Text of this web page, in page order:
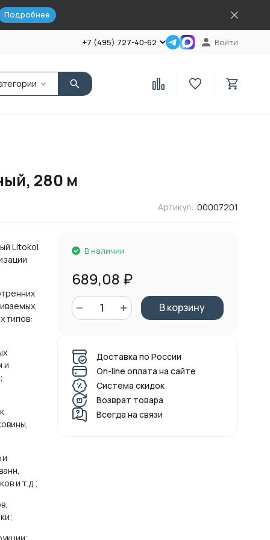
Подробнее
+7 (495) 727-40-62 Войти
280 м
Артикул: 00007201
Litokol
типов:
и
и
и т.д.;
В наличии
689,08 ₽
В корзину
Доставка по России
On-line оплата на сайте
Система скидок
Возврат товара
Всегда на связи